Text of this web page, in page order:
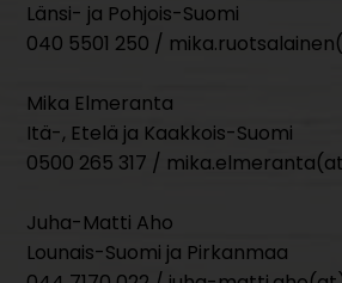
Länsi- ja Pohjois-Suomi
040 5501 250 /
Mika Elmeranta
Itä-, Etelä ja Kaakkois-Suomi
0500 265 317 /
Juha-Matti Aho
Lounais-Suomi ja Pirkanmaa